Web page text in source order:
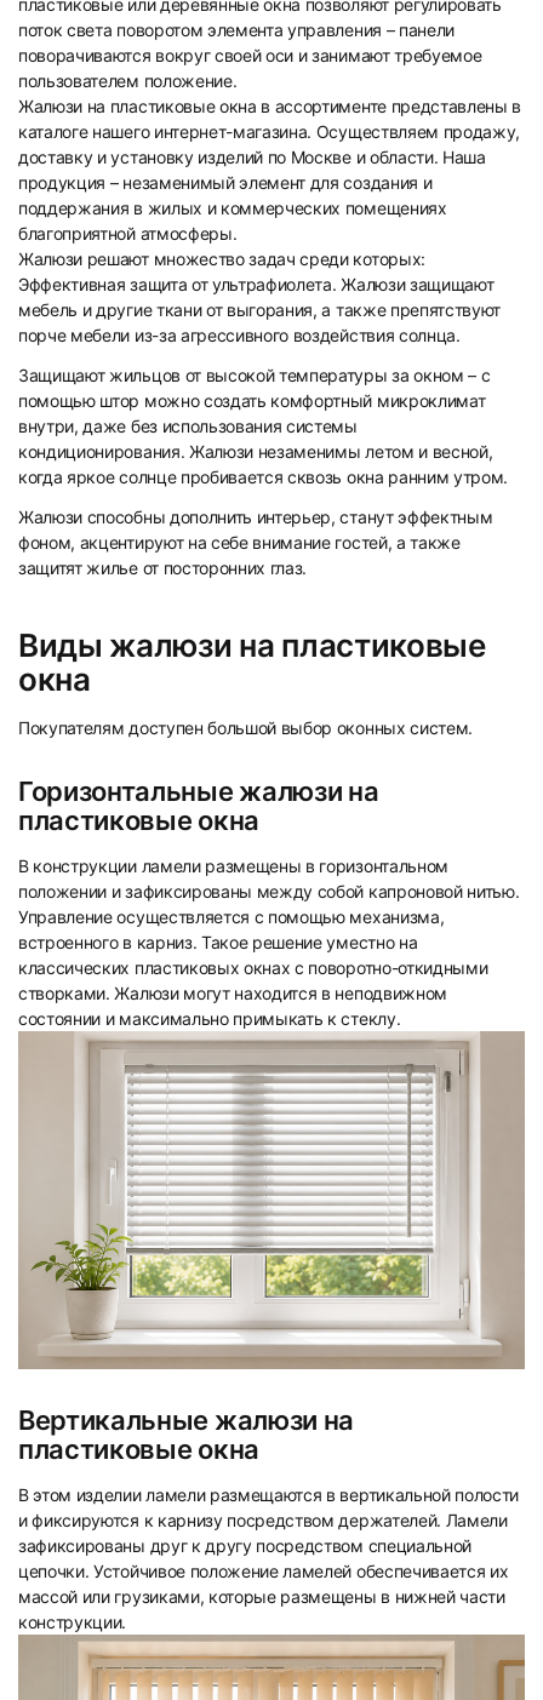
пластиковые или деревянные окна позволяют регулировать
поток света поворотом элемента управления – панели
поворачиваются вокруг своей оси и занимают требуемое
пользователем положение.
Жалюзи на пластиковые окна в ассортименте представлены в
каталоге нашего интернет-магазина. Осуществляем продажу,
доставку и установку изделий по Москве и области. Наша
продукция – незаменимый элемент для создания и
поддержания в жилых и коммерческих помещениях
благоприятной атмосферы.
Жалюзи решают множество задач среди которых:
Эффективная защита от ультрафиолета. Жалюзи защищают
мебель и другие ткани от выгорания, а также препятствуют
порче мебели из-за агрессивного воздействия солнца.
Защищают жильцов от высокой температуры за окном – с
помощью штор можно создать комфортный микроклимат
внутри, даже без использования системы
кондиционирования. Жалюзи незаменимы летом и весной,
когда яркое солнце пробивается сквозь окна ранним утром.
Жалюзи способны дополнить интерьер, станут эффектным
фоном, акцентируют на себе внимание гостей, а также
защитят жилье от посторонних глаз.
Виды жалюзи на пластиковые
окна
Покупателям доступен большой выбор оконных систем.
Горизонтальные жалюзи на
пластиковые окна
В конструкции ламели размещены в горизонтальном
положении и зафиксированы между собой капроновой нитью.
Управление осуществляется с помощью механизма,
встроенного в карниз. Такое решение уместно на
классических пластиковых окнах с поворотно-откидными
створками. Жалюзи могут находится в неподвижном
состоянии и максимально примыкать к стеклу.
Вертикальные жалюзи на
пластиковые окна
В этом изделии ламели размещаются в вертикальной полости
и фиксируются к карнизу посредством держателей. Ламели
зафиксированы друг к другу посредством специальной
цепочки. Устойчивое положение ламелей обеспечивается их
массой или грузиками, которые размещены в нижней части
конструкции.